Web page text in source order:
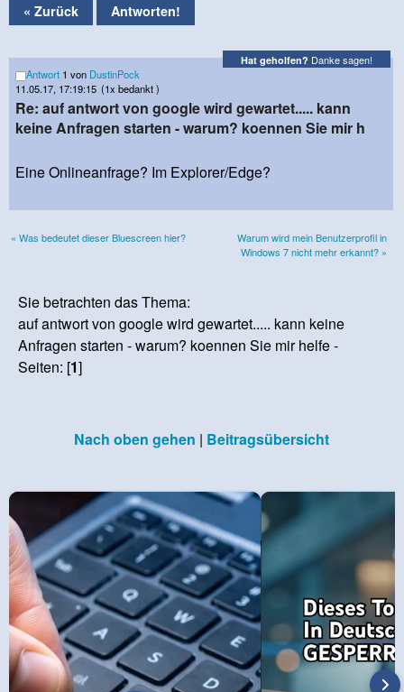
« Zurück Antworten!
Hat geholfen? Danke sagen!
Antwort 1 von DustinPock
11.05.17, 17:19:15 (1x bedankt )
Re: auf antwort von google wird gewartet..... kann
keine Anfragen starten - warum? koennen Sie mir h
Eine Onlineanfrage? Im Explorer/Edge?
« Was bedeutet dieser Bluescreen hier?
Warum wird mein Benutzerprofil in
Windows 7 nicht mehr erkannt? »
Sie betrachten das Thema:
auf antwort von google wird gewartet..... kann keine
Anfragen starten - warum? koennen Sie mir helfe -
Seiten: [1]
Nach oben gehen | Beitragsübersicht